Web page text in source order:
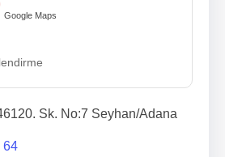
Google Maps
Sk. No:7 Seyhan/Adana
64